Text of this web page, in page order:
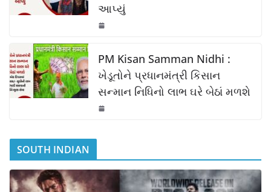
આપ્યું
PM Kisan Samman Nidhi :
ખેડૂતોને પ્રધાનમંત્રી કિસાન
સન્માન નિધિનો લાભ ઘરે બેઠાં મળશે
SOUTH INDIAN